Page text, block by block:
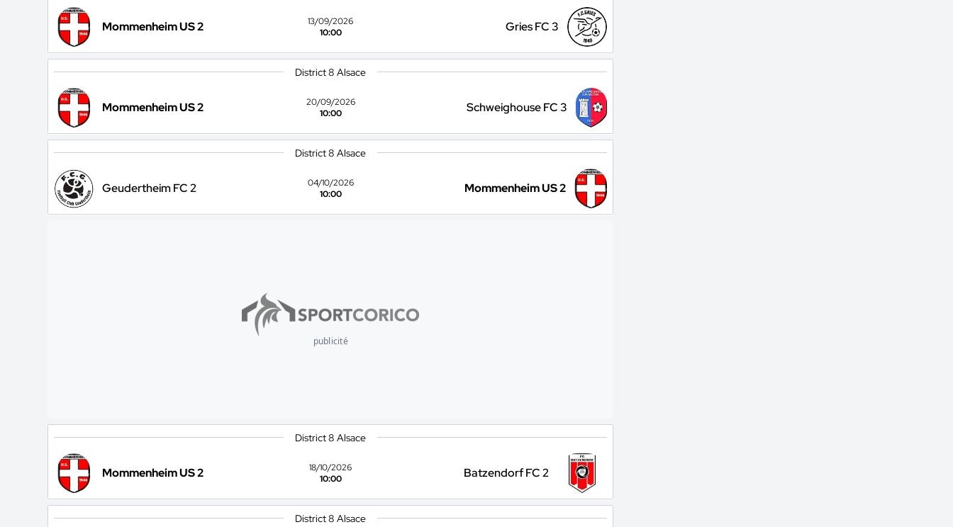
Mommenheim US 2
13/09/2026
10:00
Gries FC 3
District 8 Alsace
Mommenheim US 2
20/09/2026
10:00
Schweighouse FC 3
District 8 Alsace
Geudertheim FC 2
04/10/2026
10:00
Mommenheim US 2
publicité
District 8 Alsace
Mommenheim US 2
18/10/2026
10:00
Batzendorf FC 2
District 8 Alsace